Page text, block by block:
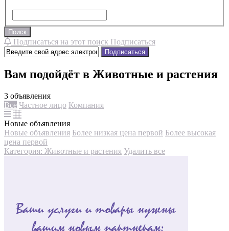
Поиск
Подписаться на этот поиск Подписаться
Подписаться
Вам подойдёт в Животные и растения
3 объявления
Все Частное лицо Компания
Новые объявления
Новые объявления Более низкая цена первой Более высокая
цена первой
Категория: Животные и растения Удалить все